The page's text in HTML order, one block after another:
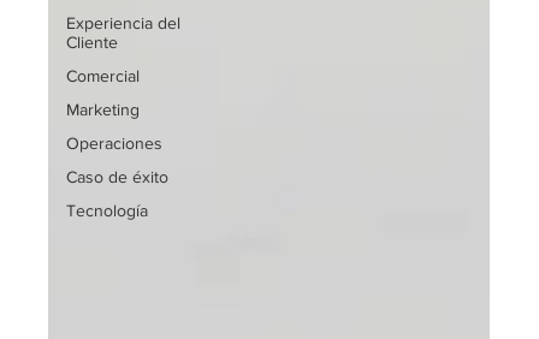
Experiencia del
Cliente
Comercial
Marketing
Operaciones
Caso de éxito
Tecnología